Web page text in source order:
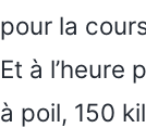
pour la
Et à l’heure
à poil, 150